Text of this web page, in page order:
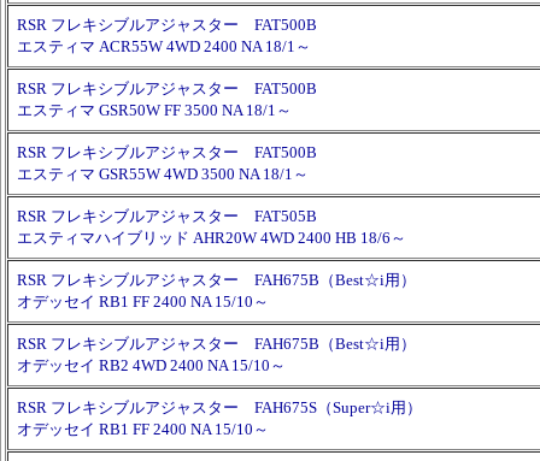
RSR フレキシブルアジャスター FAT500B
エスティマ ACR55W 4WD 2400 NA 18/1～
RSR フレキシブルアジャスター FAT500B
エスティマ GSR50W FF 3500 NA 18/1～
RSR フレキシブルアジャスター FAT500B
エスティマ GSR55W 4WD 3500 NA 18/1～
RSR フレキシブルアジャスター FAT505B
エスティマハイブリッド AHR20W 4WD 2400 HB 18/6～
RSR フレキシブルアジャスター FAH675B（Best☆i用）
オデッセイ RB1 FF 2400 NA 15/10～
RSR フレキシブルアジャスター FAH675B（Best☆i用）
オデッセイ RB2 4WD 2400 NA 15/10～
RSR フレキシブルアジャスター FAH675S（Super☆i用）
オデッセイ RB1 FF 2400 NA 15/10～